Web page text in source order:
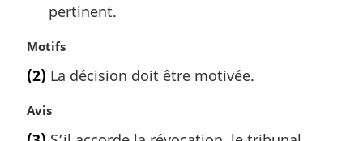
pertinent.
N
t
m
a
Motifs
(2) La décision doit être motivée.
N
Avis